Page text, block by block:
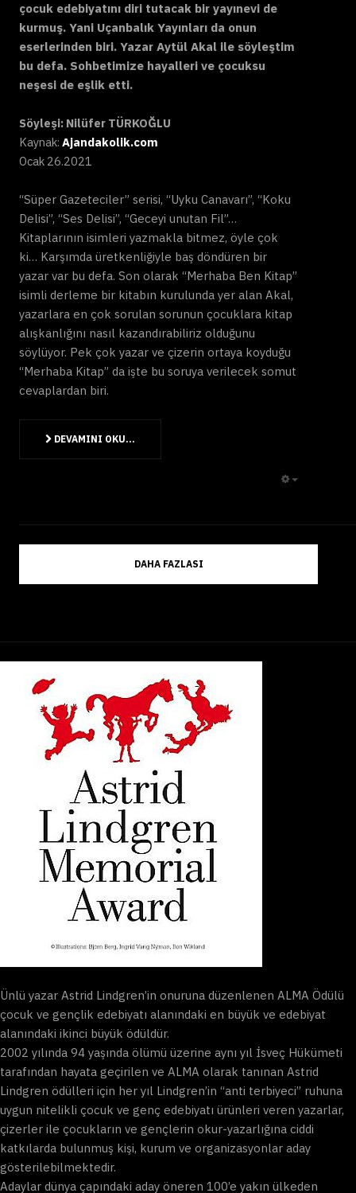
çocuk edebiyatını diri tutacak bir yayınevi de
kurmuş. Yani Uçanbalık Yayınları da onun
eserlerinden biri. Yazar Aytül Akal ile söyleştim
bu defa. Sohbetimize hayalleri ve çocuksu
neşesi de eşlik etti.
Söyleşi: Nilüfer TÜRKOĞLU
Kaynak: Ajandakolik.com
Ocak 26.2021
“Süper Gazeteciler” serisi, “Uyku Canavarı”, “Koku
Delisi”, “Ses Delisi”, “Geceyi unutan Fil”…
Kitaplarının isimleri yazmakla bitmez, öyle çok
ki… Karşımda üretkenliğiyle baş döndüren bir
yazar var bu defa. Son olarak “Merhaba Ben Kitap”
isimli derleme bir kitabın kurulunda yer alan Akal,
yazarlara en çok sorulan sorunun çocuklara kitap
alışkanlığını nasıl kazandırabiliriz olduğunu
söylüyor. Pek çok yazar ve çizerin ortaya koyduğu
“Merhaba Kitap” da işte bu soruya verilecek somut
cevaplardan biri.
DEVAMINI OKU...
DAHA FAZLASI
Ünlü yazar Astrid Lindgren’in onuruna düzenlenen ALMA Ödülü
çocuk ve gençlik edebiyatı alanındaki en büyük ve edebiyat
alanındaki ikinci büyük ödüldür.
2002 yılında 94 yaşında ölümü üzerine aynı yıl İsveç Hükümeti
tarafından hayata geçirilen ve ALMA olarak tanınan Astrid
Lindgren ödülleri için her yıl Lindgren’in “anti terbiyeci” ruhuna
uygun nitelikli çocuk ve genç edebiyatı ürünleri veren yazarlar,
çizerler ile çocukların ve gençlerin okur-yazarlığına ciddi
katkılarda bulunmuş kişi, kurum ve organizasyonlar aday
gösterilebilmektedir.
Adaylar dünya çapındaki aday öneren 100’e yakın ülkeden